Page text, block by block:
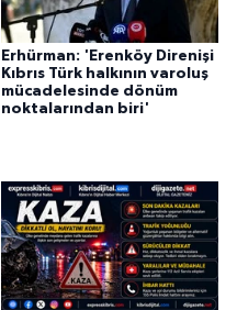
Erhürman: 'Erenköy Direnişi
Kıbrıs Türk halkının varoluş
mücadelesinde dönüm
noktalarından biri'